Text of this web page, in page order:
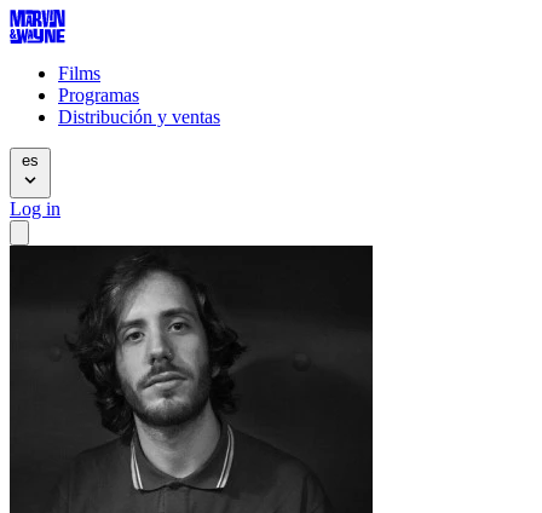
Films
Programas
Distribución y ventas
es
Log in